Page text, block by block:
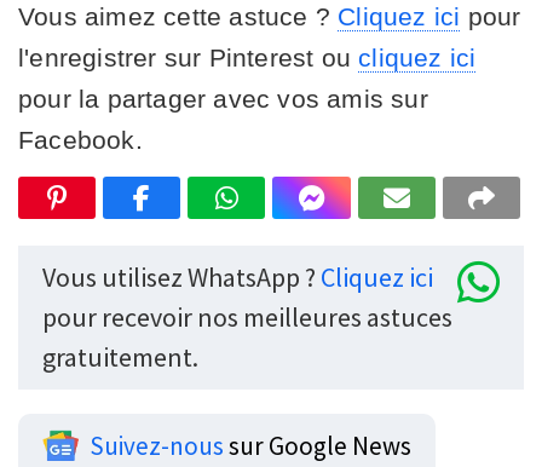
Vous aimez cette astuce ? Cliquez ici pour
l'enregistrer sur Pinterest ou cliquez ici
pour la partager avec vos amis sur
Facebook.
Vous utilisez WhatsApp ? Cliquez ici
pour recevoir nos meilleures astuces
gratuitement.
Suivez-noussur Google News